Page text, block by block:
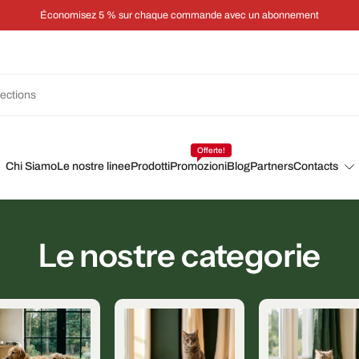
Économisez 5 % sur chaque commande avec un abonnement
Chi SiamoLe nostre lineeProdottiPromozioni
Offerte!
BlogPartnersContacts
Le nostre categorie